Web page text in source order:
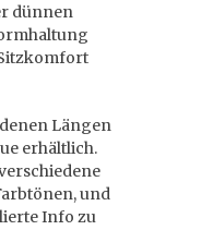
dünnen
Längen
erhältlich.
und
Info zu